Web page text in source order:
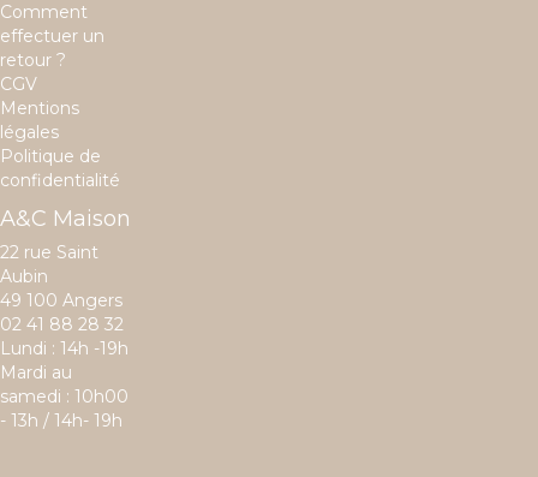
Comment
effectuer un
retour ?
CGV
Mentions
légales
Politique de
confidentialité
A&C Maison
22 rue Saint
Aubin
49 100 Angers
02 41 88 28 32
Lundi : 14h -19h
Mardi au
samedi : 10h00
- 13h / 14h- 19h